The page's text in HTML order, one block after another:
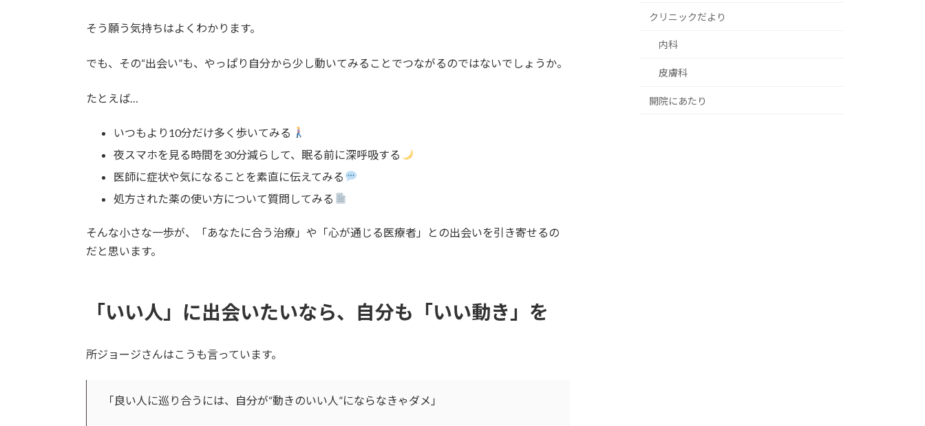
そう願う気持ちはよくわかります。
でも、その“出会い”も、やっぱり自分から少し動いてみることでつながるのではないでしょうか。
たとえば…
いつもより10分だけ多く歩いてみる
夜スマホを見る時間を30分減らして、眠る前に深呼吸する
医師に症状や気になることを素直に伝えてみる
処方された薬の使い方について質問してみる
そんな小さな一歩が、「あなたに合う治療」や「心が通じる医療者」との出会いを引き寄せるの
だと思います。
「いい人」に出会いたいなら、自分も「いい動き」を
所ジョージさんはこうも言っています。
「良い人に巡り合うには、自分が“動きのいい人”にならなきゃダメ」
クリニックだより
内科
皮膚科
開院にあたり